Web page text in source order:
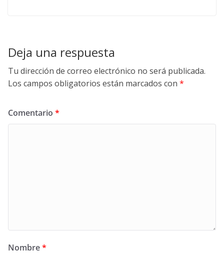
Deja una respuesta
Tu dirección de correo electrónico no será publicada.
Los campos obligatorios están marcados con *
Comentario *
Nombre*